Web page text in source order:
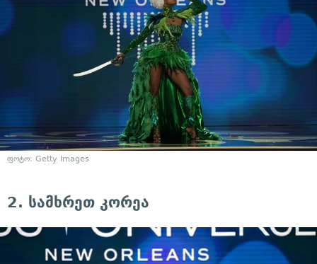
ფოტო: Getty Images
2. სამხრეთ კორეა